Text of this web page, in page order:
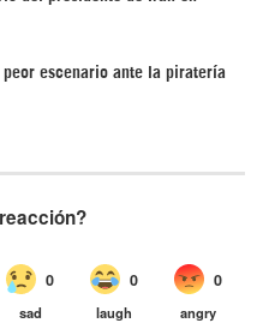
peor escenario ante la piratería